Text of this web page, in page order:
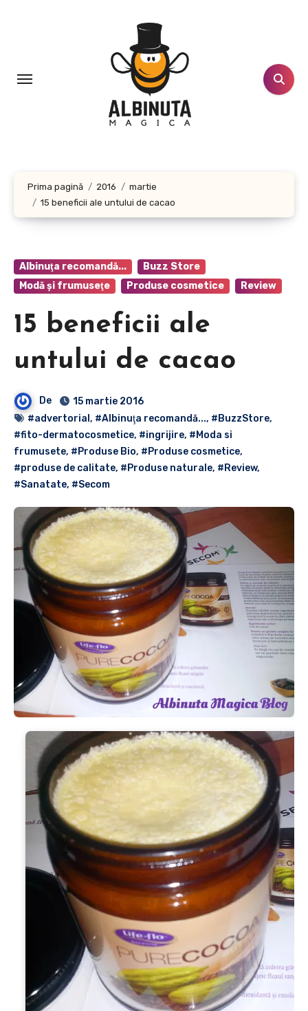
Prima pagină 2016
martie
15 beneficii ale untului de cacao
Albinuţa recomandă...
Buzz Store
Modă şi frumuseţe
Produse cosmetice Review
15 beneficii ale
untului de cacao
De
15 martie 2016
#advertorial , #Albinuţa recomandă..., #BuzzStore,
#fito-dermatocosmetice, #ingrijire, #Moda si
frumusete, #Produse Bio, #Produse cosmetice,
#produse de calitate, #Produse naturale, #Review,
#Sanatate, #Secom